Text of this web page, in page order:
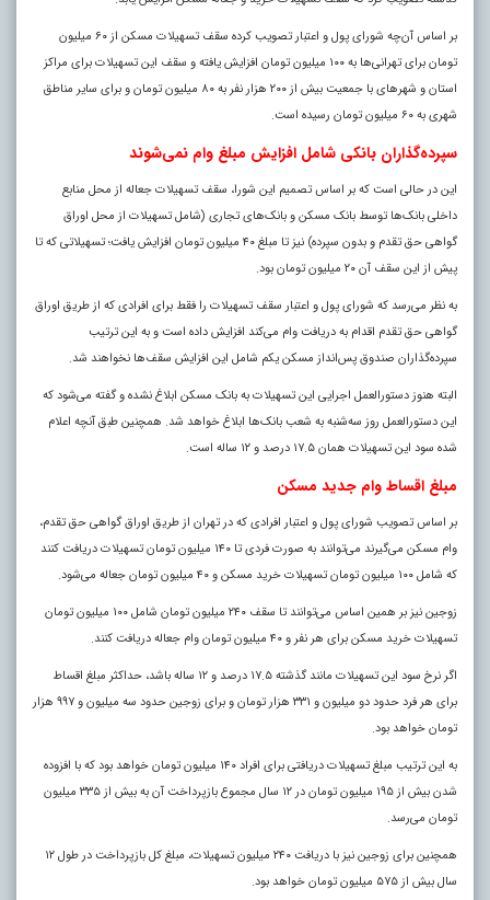
بر اساس آن‌چه شورای پول و اعتبار تصویب کرده سقف تسهیلات مسکن از ۶۰ میلیون
تومان برای تهرانی‌ها به ۱۰۰ میلیون تومان افزایش یافته و سقف این تسهیلات برای مراکز
استان و شهرهای با جمعیت بیش از ۲۰۰ هزار نفر به ۸۰ میلیون تومان و برای سایر مناطق
شهری به ۶۰ میلیون تومان رسیده است
.
سپرده‌گذاران بانکی شامل افزایش مبلغ وام نمی‌شوند
این در حالی است که بر اساس تصمیم این شورا، سقف تسهیلات جعاله از محل منابع
داخلی بانک‌ها توسط بانک مسکن و بانک‌های تجاری (شامل تسهیلات از محل اوراق
گواهی حق تقدم و بدون سپرده) نیز تا مبلغ ۴۰ میلیون تومان افزایش یافت؛ تسهیلاتی که تا
پیش از این سقف آن ۲۰ میلیون تومان بود.
به نظر می‌رسد که شورای پول و اعتبار سقف تسهیلات را فقط برای افرادی که از طریق اوراق
گواهی حق تقدم اقدام به دریافت وام می‌کند افزایش داده است و به این ترتیب
سپرده‌گذاران صندوق پس‌انداز مسکن یکم شامل این افزایش سقف‌ها نخواهند شد.
البته هنوز دستورالعمل اجرایی این تسهیلات به بانک مسکن ابلاغ نشده و گفته می‌شود که
این دستورالعمل روز سه‌شنبه به شعب بانک‌ها ابلاغ خواهد شد. همچنین طبق آنچه اعلام
شده سود این تسهیلات همان ۱۷.۵ درصد و ۱۲ ساله است.
مبلغ اقساط وام جدید مسکن
بر اساس تصویب شورای پول و اعتبار افرادی که در تهران از طریق اوراق گواهی حق تقدم،
وام مسکن می‌گیرند می‌توانند به صورت فردی تا ۱۴۰ میلیون تومان تسهیلات دریافت کنند
که شامل ۱۰۰ میلیون تومان تسهیلات خرید مسکن و ۴۰ میلیون تومان جعاله می‌شود.
زوجین نیز بر همین اساس می‌توانند تا سقف ۲۴۰ میلیون تومان شامل ۱۰۰ میلیون تومان
تسهیلات خرید مسکن برای هر نفر و ۴۰ میلیون تومان وام جعاله دریافت کنند.
اگر نرخ سود این تسهیلات مانند گذشته ۱۷.۵ درصد و ۱۲ ساله باشد، حداکثر مبلغ اقساط
برای هر فرد حدود دو میلیون و ۳۳۱ هزار تومان و برای زوجین حدود سه میلیون و ۹۹۷ هزار
تومان خواهد بود.
به این ترتیب مبلغ تسهیلات دریافتی برای افراد ۱۴۰ میلیون تومان خواهد بود که با افزوده
شدن بیش از ۱۹۵ میلیون تومان در ۱۲ سال مجموع بازپرداخت آن به بیش از ۳۳۵ میلیون
تومان می‌رسد.
همچنین برای زوجین نیز با دریافت ۲۴۰ میلیون تسهیلات، مبلغ کل بازپرداخت در طول ۱۲
سال بیش از ۵۷۵ میلیون تومان خواهد بود.